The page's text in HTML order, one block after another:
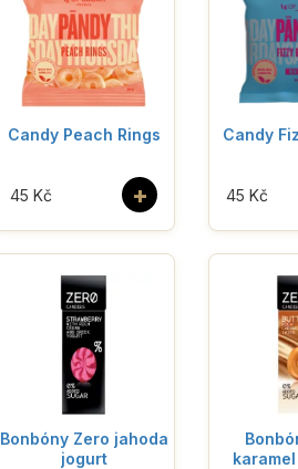
Candy Peach Rings
+
45 Kč
Candy
45 Kč
Bonbóny Zero jahoda
jogurt